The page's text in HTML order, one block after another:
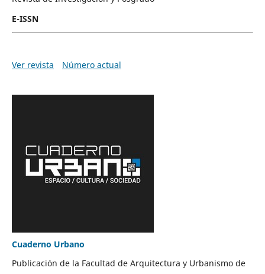
E-ISSN
Ver revista Número actual
Cuaderno Urbano
Publicación de la Facultad de Arquitectura y Urbanismo de